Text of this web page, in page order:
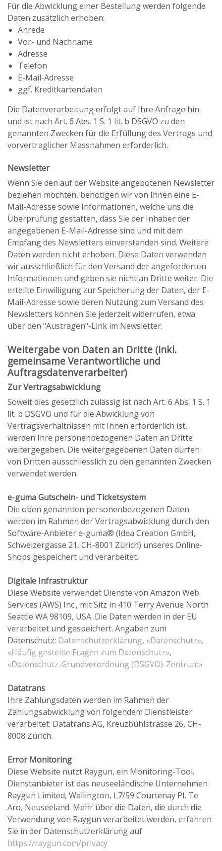
Für die Abwicklung einer Bestellung werden folgende
Daten zusätzlich erhoben:
Anrede
Vor- und Nachname
Adresse
Telefon
E-Mail-Adresse
ggf. Kreditkartendaten
Die Datenverarbeitung erfolgt auf Ihre Anfrage hin
und ist nach Art. 6 Abs. 1 S. 1 lit. b DSGVO zu den
genannten Zwecken für die Erfüllung des Vertrags und
vorvertraglicher Massnahmen erforderlich.
Newsletter
Wenn Sie den auf der Website angebotenen Newsletter
beziehen möchten, benötigen wir von Ihnen eine E-
Mail-Adresse sowie Informationen, welche uns die
Überprüfung gestatten, dass Sie der Inhaber der
angegebenen E-Mail-Adresse sind und mit dem
Empfang des Newsletters einverstanden sind. Weitere
Daten werden nicht erhoben. Diese Daten verwenden
wir ausschließlich für den Versand der angeforderten
Informationen und geben sie nicht an Dritte weiter. Die
erteilte Einwilligung zur Speicherung der Daten, der E-
Mail-Adresse sowie deren Nutzung zum Versand des
Newsletters können Sie jederzeit widerrufen, etwa
über den "Austragen"-Link im Newsletter.
Weitergabe von Daten an Dritte (inkl.
gemeinsame Verantwortliche und
Auftragsdatenverarbeiter)
Zur Vertragsabwicklung
Soweit dies gesetzlich zulässig ist nach Art. 6 Abs. 1 S. 1
lit. b DSGVO und für die Abwicklung von
Vertragsverhältnissen mit Ihnen erforderlich ist,
werden Ihre personenbezogenen Daten an Dritte
weitergegeben. Die weitergegebenen Daten dürfen
von Dritten ausschliesslich zu den genannten Zwecken
verwendet werden.
e-guma Gutschein- und Ticketsystem
Die oben genannten personenbezogenen Daten
werden im Rahmen der Vertragsabwicklung durch den
Software-Anbieter e-guma® (Idea Creation GmbH,
Schweizergasse 21, CH-8001 Zürich) unseres Online-
Shops gespeichert und verarbeitet.
Digitale Infrastruktur
Diese Website verwendet Dienste von Amazon Web
Services (AWS) Inc., mit Sitz in 410 Terry Avenue North
Seattle WA 98109, USA. Die Daten werden in der EU
verarbeitet und gespeichert. Angaben zum
Datenschutz: Datenschutzerklärung, «Datenschutz»,
«Häufig gestellte Fragen zum Datenschutz»,
«Datenschutz-Grundverordnung (DSGVO)-Zentrum»
Datatrans
Ihre Zahlungsdaten werden im Rahmen der
Zahlungsabwicklung von folgendem Dienstleister
verarbeitet: Datatrans AG, Kreuzbühlstrasse 26, CH-
8008 Zürich.
Error Monitoring
Diese Website nutzt Raygun, ein Monitoring-Tool.
Dienstanbieter ist das neuseeländische Unternehmen
Raygun Limited, Wellington, L7/59 Courtenay Pl, Te
Aro, Neuseeland. Mehr über die Daten, die durch die
Verwendung von Raygun verarbeitet werden, erfahren
Sie in der Datenschutzerklärung auf
https://raygun.com/privacy